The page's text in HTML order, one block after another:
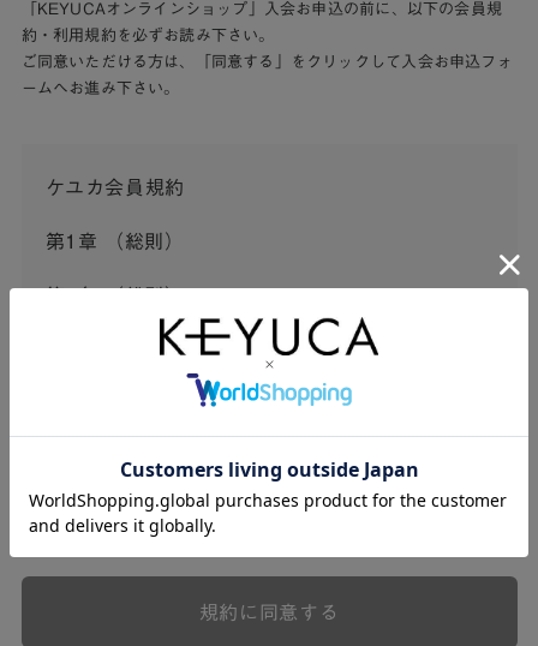
「KEYUCAオンラインショップ」入会お申込の前に、以下の会員規
約・利用規約を必ずお読み下さい。
ご同意いただける方は、「同意する」をクリックして入会お申込フォ
ームへお進み下さい。
ケユカ会員規約
第1章 （総則）
この会員規約（以下「本規約」といいます。）は、河淳株
式会社ケユカ事業部（以下「弊社」といいます。）が提供
する一連のサービスに関し、弊社が次条の定めに従い入会
本規約は、会員と弊社との間のサービスの利用に関わる一
切の関係に適用されるものとします。
弊社が一連のサービスを提供するにあたり、本規約のほ
ら個別規定はその名称のいかんに関わらず、本規約の一部
規約に同意する